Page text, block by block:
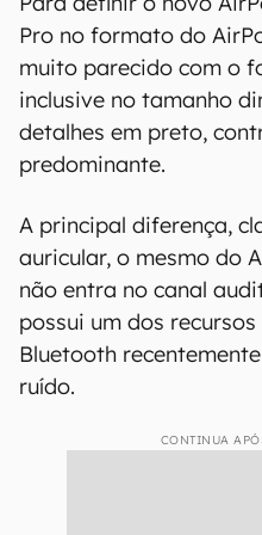
Pro no formato do
muito parecido com o
inclusive no tamanho
detalhes em preto,
predominante.
A principal diferença,
auricular, o mesmo do
não entra no canal
possui um dos
Bluetooth
ruído.
CONTINUA